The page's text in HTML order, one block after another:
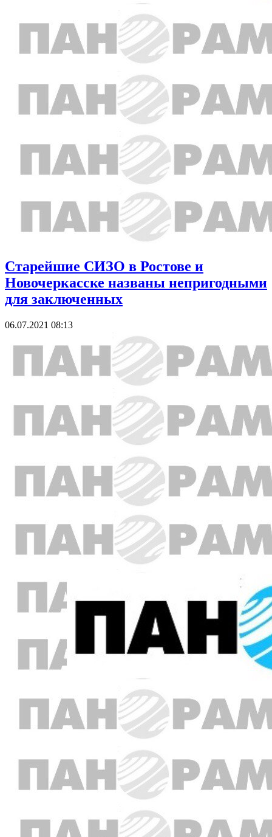
Старейшие СИЗО в Ростове и
Новочеркасске названы непригодными
для заключенных
06.07.2021 08:13